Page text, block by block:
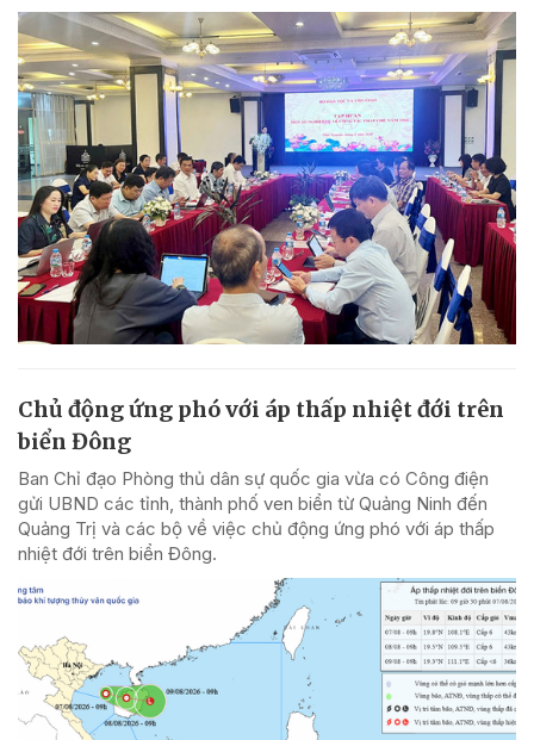
Chủ động ứng phó với áp thấp nhiệt đới trên
biển Đông
Ban Chỉ đạo Phòng thủ dân sự quốc gia vừa có Công điện
gửi UBND các tỉnh, thành phố ven biển từ Quảng Ninh đến
Quảng Trị và các bộ về việc chủ động ứng phó với áp thấp
nhiệt đới trên biển Đông.